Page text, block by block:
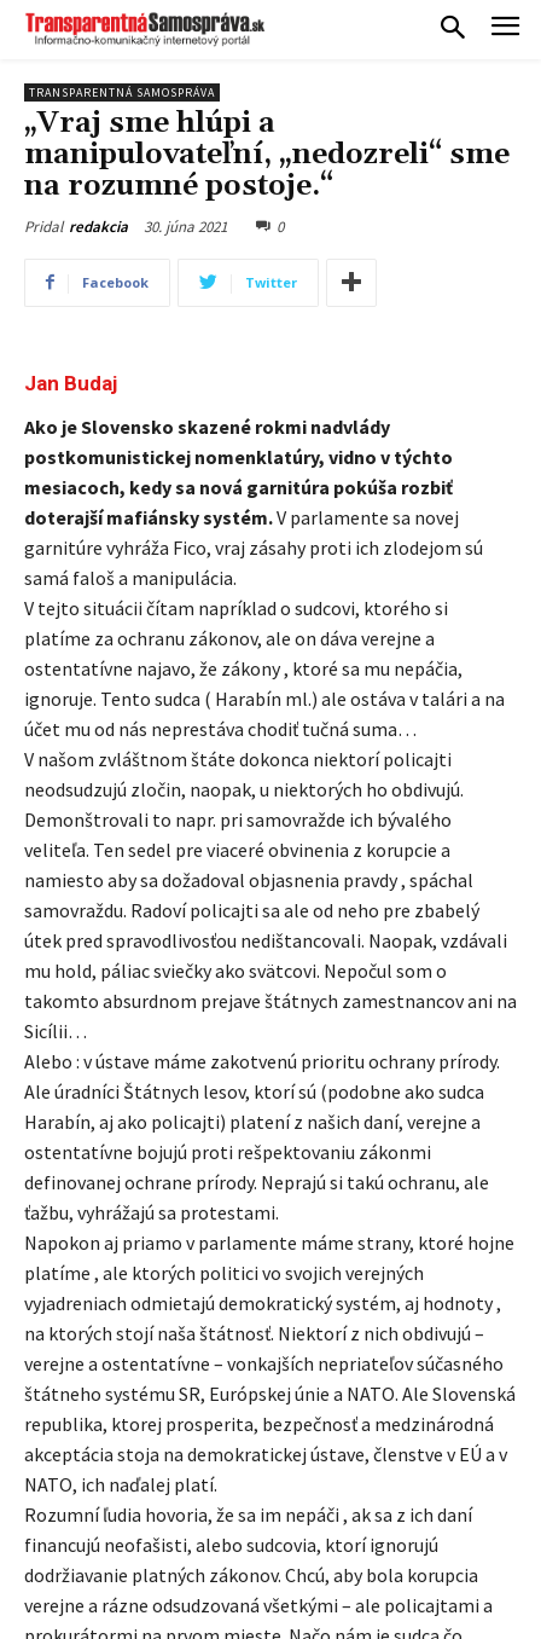
TRANSPARENTNÁ SAMOSPRÁVA
„Vraj sme hlúpi a
manipulovateľní, „nedozreli“ sme
na rozumné postoje.“
Pridal redakcia 30. júna 2021 0
Facebook Twitter
Jan Budaj
Ako je Slovensko skazené rokmi nadvlády
postkomunistickej nomenklatúry, vidno v týchto
mesiacoch, kedy sa nová garnitúra pokúša rozbiť
doterajší mafiánsky systém.V parlamente sa novej
garnitúre vyhráža Fico, vraj zásahy proti ich zlodejom sú
samá faloš a manipulácia.
V tejto situácii čítam napríklad o sudcovi, ktorého si
platíme za ochranu zákonov, ale on dáva verejne a
ostentatívne najavo, že zákony , ktoré sa mu nepáčia,
ignoruje. Tento sudca ( Harabín ml.) ale ostáva v talári a na
účet mu od nás neprestáva chodiť tučná suma…
V našom zvláštnom štáte dokonca niektorí policajti
neodsudzujú zločin, naopak, u niektorých ho obdivujú.
Demonštrovali to napr. pri samovražde ich bývalého
veliteľa. Ten sedel pre viaceré obvinenia z korupcie a
namiesto aby sa dožadoval objasnenia pravdy , spáchal
samovraždu. Radoví policajti sa ale od neho pre zbabelý
útek pred spravodlivosťou nedištancovali. Naopak, vzdávali
mu hold, páliac sviečky ako svätcovi. Nepočul som o
takomto absurdnom prejave štátnych zamestnancov ani na
Sicílii…
Alebo : v ústave máme zakotvenú prioritu ochrany prírody.
Ale úradníci Štátnych lesov, ktorí sú (podobne ako sudca
Harabín, aj ako policajti) platení z našich daní, verejne a
ostentatívne bojujú proti rešpektovaniu zákonmi
definovanej ochrane prírody. Neprajú si takú ochranu, ale
ťažbu, vyhrážajú sa protestami.
Napokon aj priamo v parlamente máme strany, ktoré hojne
platíme , ale ktorých politici vo svojich verejných
vyjadreniach odmietajú demokratický systém, aj hodnoty ,
na ktorých stojí naša štátnosť. Niektorí z nich obdivujú –
verejne a ostentatívne – vonkajších nepriateľov súčasného
štátneho systému SR, Európskej únie a NATO. Ale Slovenská
republika, ktorej prosperita, bezpečnosť a medzinárodná
akceptácia stoja na demokratickej ústave, členstve v EÚ a v
NATO, ich naďalej platí.
Rozumní ľudia hovoria, že sa im nepáči , ak sa z ich daní
financujú neofašisti, alebo sudcovia, ktorí ignorujú
dodržiavanie platných zákonov. Chcú, aby bola korupcia
verejne a rázne odsudzovaná všetkými – ale policajtami a